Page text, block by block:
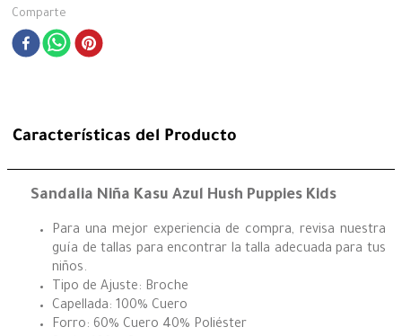
Comparte
Características del Producto
Sandalia Niña Kasu Azul Hush Puppies Kids
Para una mejor experiencia de compra, revisa nuestra
guía de tallas para encontrar la talla adecuada para tus
niños.
Tipo de Ajuste: Broche
Capellada: 100% Cuero
Forro: 60% Cuero 40% Poliéster